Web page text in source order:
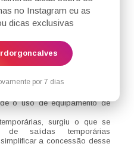
no Instagram eu as
dicas exclusivas
por 7 dias
ao contrário da
prazo determinado (não
no caso de frequência a
Além disso, a saída
ato motivado do juiz, desde
adequado, tenha
pena, se primário, e 1/4 em
haja compatibilidade do
o uso de equipamento de
surgiu o que se
de saídas temporárias
a concessão desse